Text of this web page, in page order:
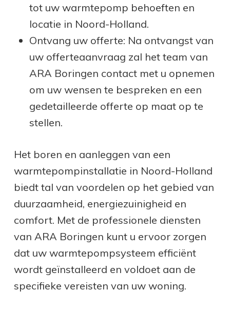
tot uw warmtepomp behoeften en
locatie in Noord-Holland.
Ontvang uw offerte: Na ontvangst van
uw offerteaanvraag zal het team van
ARA Boringen contact met u opnemen
om uw wensen te bespreken en een
gedetailleerde offerte op maat op te
stellen.
Het boren en aanleggen van een
warmtepompinstallatie in Noord-Holland
biedt tal van voordelen op het gebied van
duurzaamheid, energiezuinigheid en
comfort. Met de professionele diensten
van ARA Boringen kunt u ervoor zorgen
dat uw warmtepompsysteem efficiënt
wordt geïnstalleerd en voldoet aan de
specifieke vereisten van uw woning.